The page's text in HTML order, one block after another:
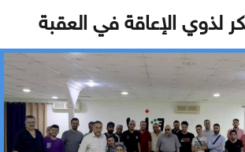
لذوي الإعاقة في العقبة